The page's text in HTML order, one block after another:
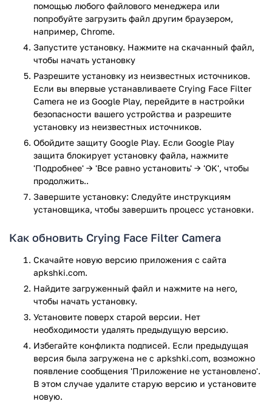
помощью любого файлового менеджера или
попробуйте загрузить файл другим браузером,
например, Chrome.
Запустите установку. Нажмите на скачанный файл,
чтобы начать установку
Разрешите установку из неизвестных источников.
Если вы впервые устанавливаете Crying Face Filter
Camera не из Google Play, перейдите в настройки
безопасности вашего устройства и разрешите
установку из неизвестных источников.
Обойдите защиту Google Play. Если Google Play
защита блокирует установку файла, нажмите
'Подробнее' → 'Все равно установить' → 'OK', чтобы
продолжить..
Завершите установку: Следуйте инструкциям
установщика, чтобы завершить процесс установки.
Как обновить Crying Face Filter Camera
Скачайте новую версию приложения с сайта
apkshki.com.
Найдите загруженный файл и нажмите на него,
чтобы начать установку.
Установите поверх старой версии. Нет
необходимости удалять предыдущую версию.
Избегайте конфликта подписей. Если предыдущая
версия была загружена не с apkshki.com, возможно
появление сообщения 'Приложение не установлено'.
В этом случае удалите старую версию и установите
новую.